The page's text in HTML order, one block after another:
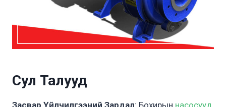
Сул Талууд
Засвар Үйлчилгээний Зардал: Бохирын насосууд